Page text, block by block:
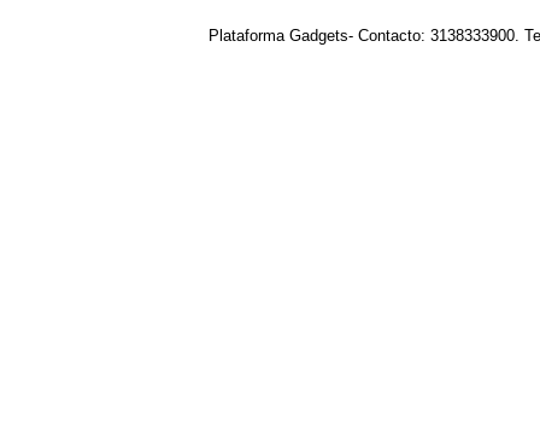
Plataforma Gadgets- Contacto: 3138333900.